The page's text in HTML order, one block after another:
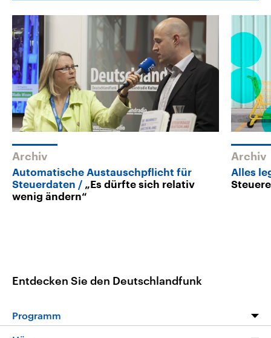
Archiv
Automatische Austauschpflicht für
Steuerdaten
„Es dürfte sich relativ
wenig ändern“
Archiv
Alles
Entdecken Sie den Deutschlandfunk
Programm